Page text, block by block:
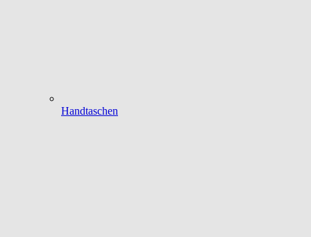
Handtaschen